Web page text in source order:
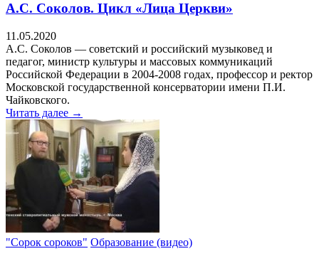
А.С. Соколов. Цикл «Лица Церкви»
11.05.2020
А.С. Соколов — советский и российский музыковед и
педагог, министр культуры и массовых коммуникаций
Российской Федерации в 2004-2008 годах, профессор и ректор
Московской государственной консерватории имени П.И.
Чайковского.
Читать далее →
"Сорок сороков" Образование (видео)